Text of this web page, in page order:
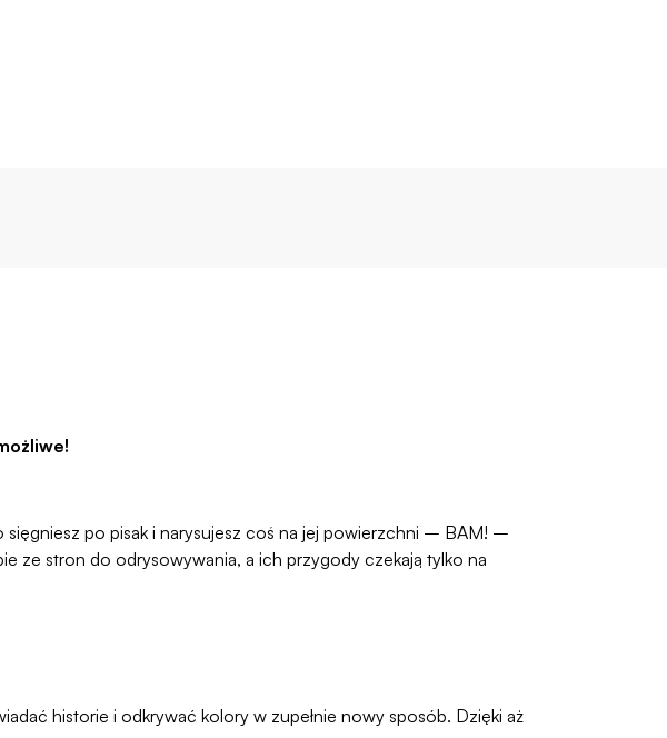
sięgniesz po pisak i narysujesz coś na jej powierzchni – BAM! –
ze stron do odrysowywania, a ich przygody czekają tylko na
historie i odkrywać kolory w zupełnie nowy sposób. Dzięki aż